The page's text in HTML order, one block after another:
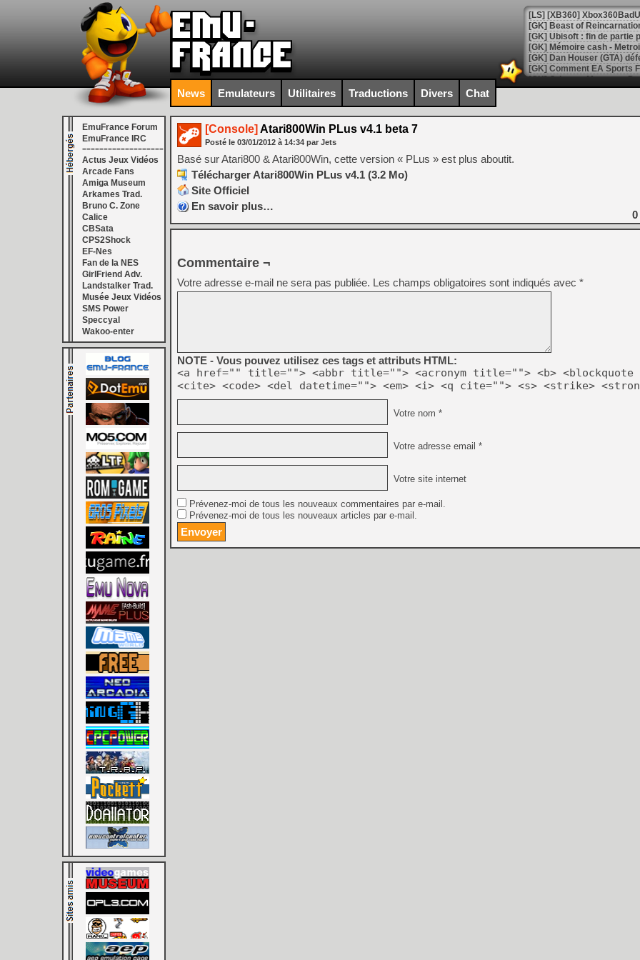
[GK] Beast of
[GK] Ubisoft : fin de partie
[GK] Mémoire cash -
[GK] Dan Houser (GTA)
[GK] Comment EA Sports
[GK] Crimson Moon : un
[GK] Isle of Reveries : le
[GK] Moonlighter 2 : The
[GK] Capcom relance
[Mo5] Deux inédits du
[GK] Le beat'em up The
[GK] Endless Legend 2 :
[LS] [PS5] Le WebKit
[GK] Oubliez Crazy Taxi,
[LS] [Switch] NSZ 5.0.0
[GK] No More Room in
[GK] Un chatbot Atelier
[GK] Mémoire cash -
[GK] Nvidia : le prix des
[GK] Suikoden Star Leap :
[Mo5] La mini borne
[GK] Atari renoue avec les
[GK] Le studio de FIFA
[GK] La PlayStation 1 en
[GK] Dawn of War 4 : les
[GK] CloverPit : l'héritier
[GK] Stellar Blade : Blood
[GK] Palworld Online est
[GK] Wuchang 2 : le
[GK] Minecraft et ses «
News Emulateurs Utilitaires Traductions Divers Chat
EmuFrance Forum
EmuFrance IRC
===================
Actus Jeux Vidéos
Arcade Fans
Amiga Museum
Arkames Trad.
Bruno C. Zone
Calice
CBSata
CPS2Shock
EF-Nes
Fan de la NES
GirlFriend Adv.
Landstalker Trad.
Musée Jeux Vidéos
SMS Power
Speccyal
Wakoo-enter
[Console] Atari800Win PLus v4.1 beta 7
Posté le 03/01/2012 à 14:34 par Jets
Basé sur Atari800 & Atari800Win, cette version « PLus » est plus aboutit.
Télécharger Atari800Win PLus v4.1 (3.2 Mo)
Site Officiel
En savoir plus…
0
Commentaire ¬
Votre adresse e-mail ne sera pas publiée. Les champs obligatoires sont indiqués avec *
NOTE - Vous pouvez utilisez ces tags et attributs HTML:
<a href="" title=""> <abbr title=""> <acronym title=""> <b> <blockquote
<cite> <code> <del datetime=""> <em> <i> <q cite=""> <s> <strike>
Votre nom *
Votre adresse email *
Votre site internet
Prévenez-moi de tous les nouveaux commentaires par e-mail.
Prévenez-moi de tous les nouveaux articles par e-mail.